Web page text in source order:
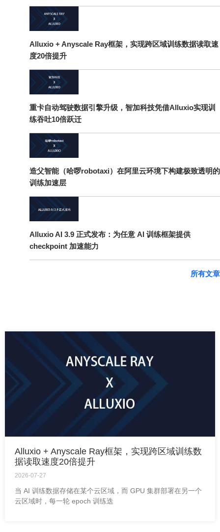
Alluxio + Anyscale Ray框架，实现跨区域训练数据读取速
度20倍提升
重卡自动驾驶数据引擎升级，智加科技凭借Alluxio实现训
练吞吐10倍跃迁
造父智能（哈啰robotaxi）在阿里云环境下构建极致透明的
训练加速层
Alluxio AI 3.9 正式发布：为任意 AI 训练框架提供
checkpoint 加速能力
所有文章
Alluxio + Anyscale Ray框架，实现跨区域训练数
据读取速度20倍提升
2026-07-27
当 AI 训练数据存储在某个云区域，而 GPU 集群部署在另一个
云区域时，每一轮 epoch 训练迭